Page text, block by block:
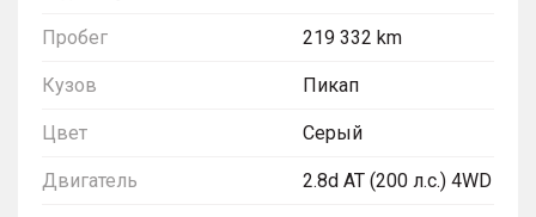
Пробег 219 332 km
Кузов Пикап
Цвет Серый
Двигатель 2.8d AT (200 л.с.) 4WD